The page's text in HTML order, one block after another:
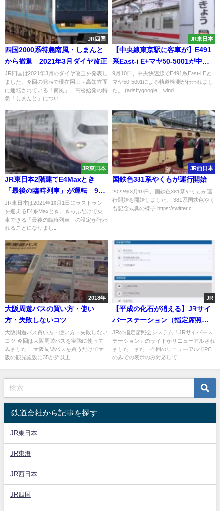
JR四国
四国2000系特急南風・しまんと
から撤退 2021年3月ダイヤ改正
JR四国は2021年3月のダイヤ改正を発表し
ました。今回の発表で現在岡山～高知方面
に運転されている「南風」、高松始発の特
急「しまんと」につい...
JR東日本
【中央線東京駅に客車が】E491
系East-i E+マヤ50-5001が中央
快速線で軌道検測
9月10日、中央快速線でE491系East-i Eと
マヤ50-5001による軌道検測が行われまし
た。 (adsbygoogle = wind...
JR東日本
JR東日本2階建てE4Maxとき
「最後の臨時列車」が運転 9月
は4日間限定で運転
JR東日本は2021年10月1日にラストラン
を迎えるE4系Maxとき。きっぷだけで乗
車できる「最後の臨時列車」の設定が行わ
れることになりまし...
JR西日本
国鉄色381系やくもが運行開始
2022年3月19日、国鉄色381系やくもが運
行開始を開始しました。 381系国鉄色やく
も記念式典の様子 https://twitter.c...
2018年
大阪周遊パスの買い方・使い
方・失敗しないコツ
大阪周遊パス買い方・使い方・失敗しない
コツ 今回は大阪周遊パスを実際に使って
みました！ 大阪周遊パスを買うだけで大
阪の観光施設に35か所以上...
JR
【平成の化石が消える】JRサイ
バーステーション（指定席照
会）がリニューアル・スマホ対
応
JRの指定席照会システム「JRサイバース
テーション」のサイトがリニューアルされ
ました。また、今回のリニューアルでPC
のみでの表示のみ対応して...
鉄道会社から記事を探す
JR東日本
JR東海
JR西日本
JR四国